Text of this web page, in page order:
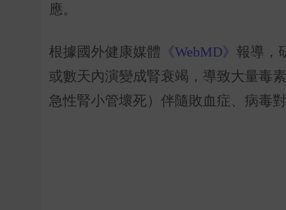
應。
根據國外健康媒體 《WebMD》 報導，
或數天內演變成腎衰竭，導致大量毒
急性腎小管壞死）伴隨敗血症、病毒